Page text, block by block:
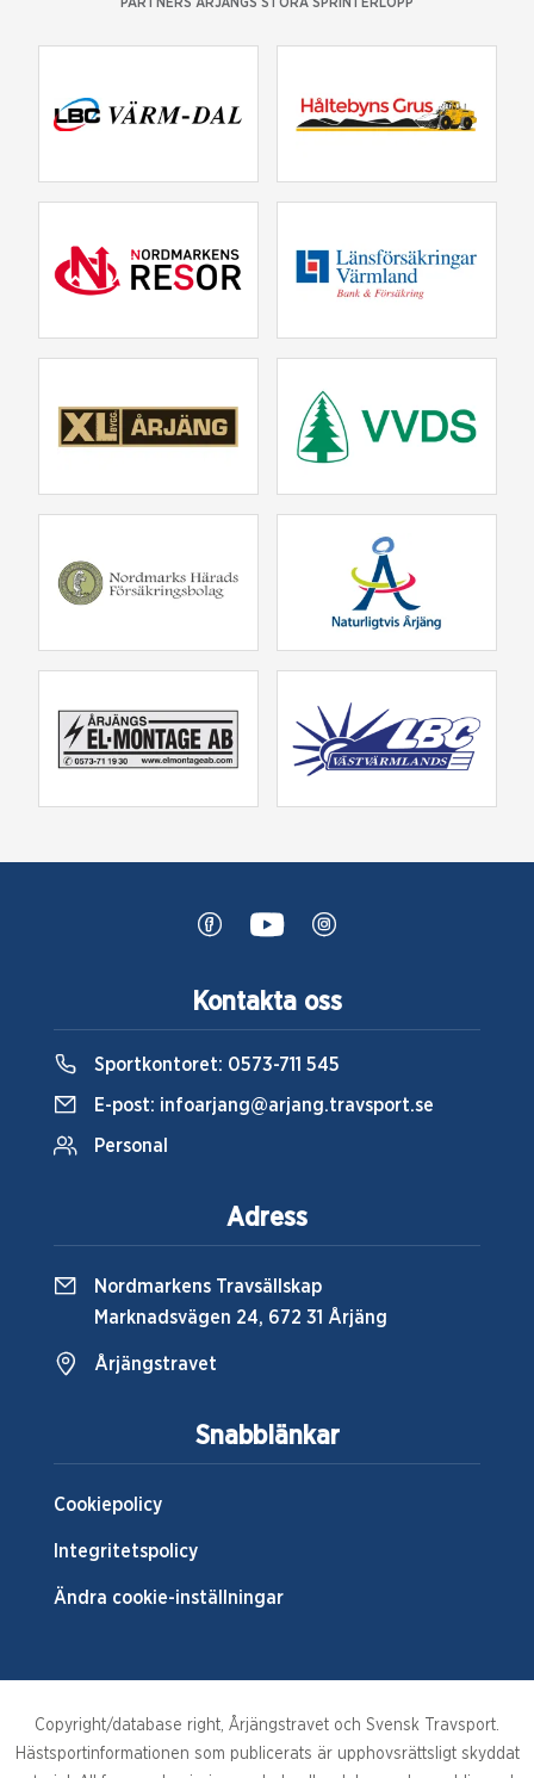
Snabblänkar
Cookiepolicy
Integritetspolicy
Ändra cookie-inställningar
Kontakta oss
Sportkontoret: 0573-711 545
E-post: infoarjang@arjang.travsport.se
Personal
Adress
Nordmarkens Travsällskap
Marknadsvägen 24, 672 31 Årjäng
Årjängstravet
Copyright/database right, Årjängstravet och Svensk Travsport.
Hästsportinformationen som publicerats är upphovsrättsligt skyddat